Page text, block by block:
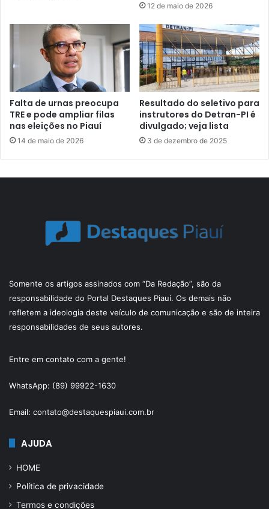
12 de maio de 2026
Falta de urnas preocupa
TRE e pode ampliar filas
nas eleições no Piauí
14 de maio de 2026
Resultado do seletivo para
instrutores do Detran-PI é
divulgado; veja lista
3 de dezembro de 2025
Somente os artigos assinados com “Da Redação”, são da
responsabilidade do Portal Destaques Piauí. Os demais não
refletem a ideologia deste veículo de comunicação e são de inteira
responsabilidades de seus autores.
Entre em contato com a gente!
WhatsApp: (89) 99922-1630
Email: contato@destaquespiaui.com.br
AJUDA
HOME
Política de privacidade
Termos e condições